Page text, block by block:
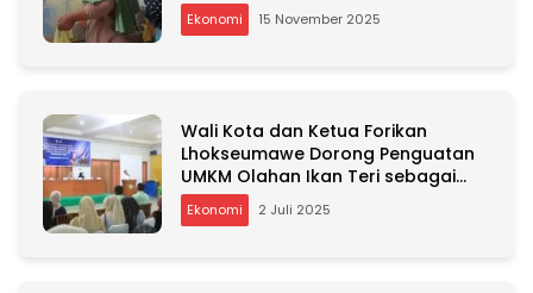
Ekonomi 15 November 2025
Wali Kota dan Ketua Forikan
Lhokseumawe Dorong Penguatan
UMKM Olahan Ikan Teri sebagai
Program Unggulan
Ekonomi 2 Juli 2025